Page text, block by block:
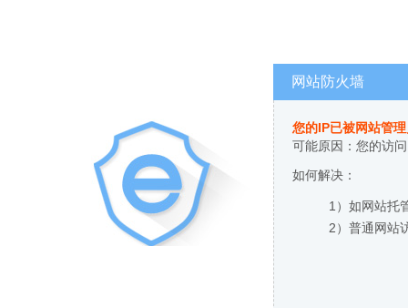
网站防火墙
您的IP已被网站管
可能原因：您的访
如何解决：
1）如网站托
2）普通网站